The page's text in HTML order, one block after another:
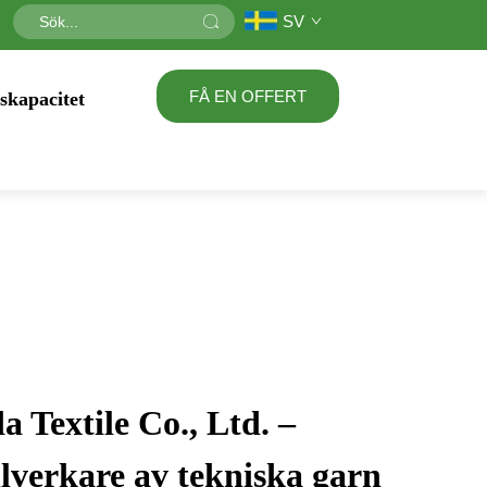
SV
FÅ EN OFFERT
Textile Co., Ltd. –
av tekniska garn